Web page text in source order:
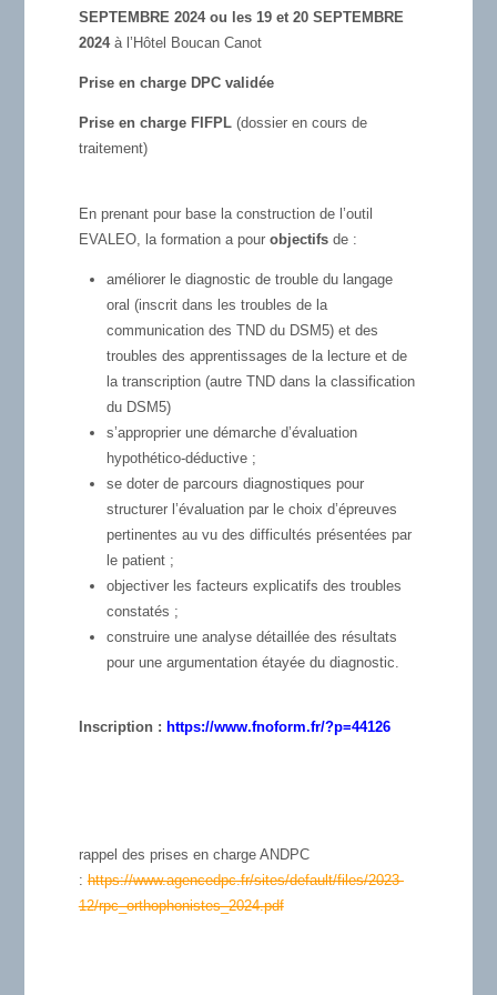
SEPTEMBRE 2024 ou les 19 et 20 SEPTEMBRE
2024 à l’Hôtel Boucan Canot
Prise en charge DPC validée
Prise en charge FIFPL(dossier en cours de
traitement)
En prenant pour base la construction de l’outil
EVALEO, la formation a pour objectifsde :
améliorer le diagnostic de trouble du langage
oral (inscrit dans les troubles de la
communication des TND du DSM5) et des
troubles des apprentissages de la lecture et de
la transcription (autre TND dans la classification
du DSM5)
s’approprier une démarche d’évaluation
hypothético-déductive ;
se doter de parcours diagnostiques pour
structurer l’évaluation par le choix d’épreuves
pertinentes au vu des difficultés présentées par
le patient ;
objectiver les facteurs explicatifs des troubles
constatés ;
construire une analyse détaillée des résultats
pour une argumentation étayée du diagnostic.
Inscription : https://www.fnoform.fr/?p=44126
rappel des prises en charge ANDPC
:https://www.agencedpc.fr/sites/default/files/2023-
12/rpc_orthophonistes_2024.pdf